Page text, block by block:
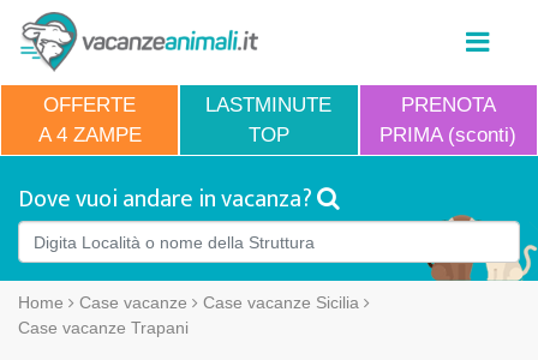
OFFERTE
A 4 ZAMPE
LASTMINUTE
TOP
PRENOTA
PRIMA (sconti)
Dove vuoi andare in vacanza?
Home Case vacanze
Case vacanze Sicilia
Case vacanze Trapani